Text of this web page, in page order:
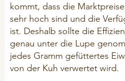
kommt, dass die
sehr hoch sind und die
ist. Deshalb sollte die
genau unter die Lupe
jedes Gramm gefüttertes
von der Kuh verwertet wird.